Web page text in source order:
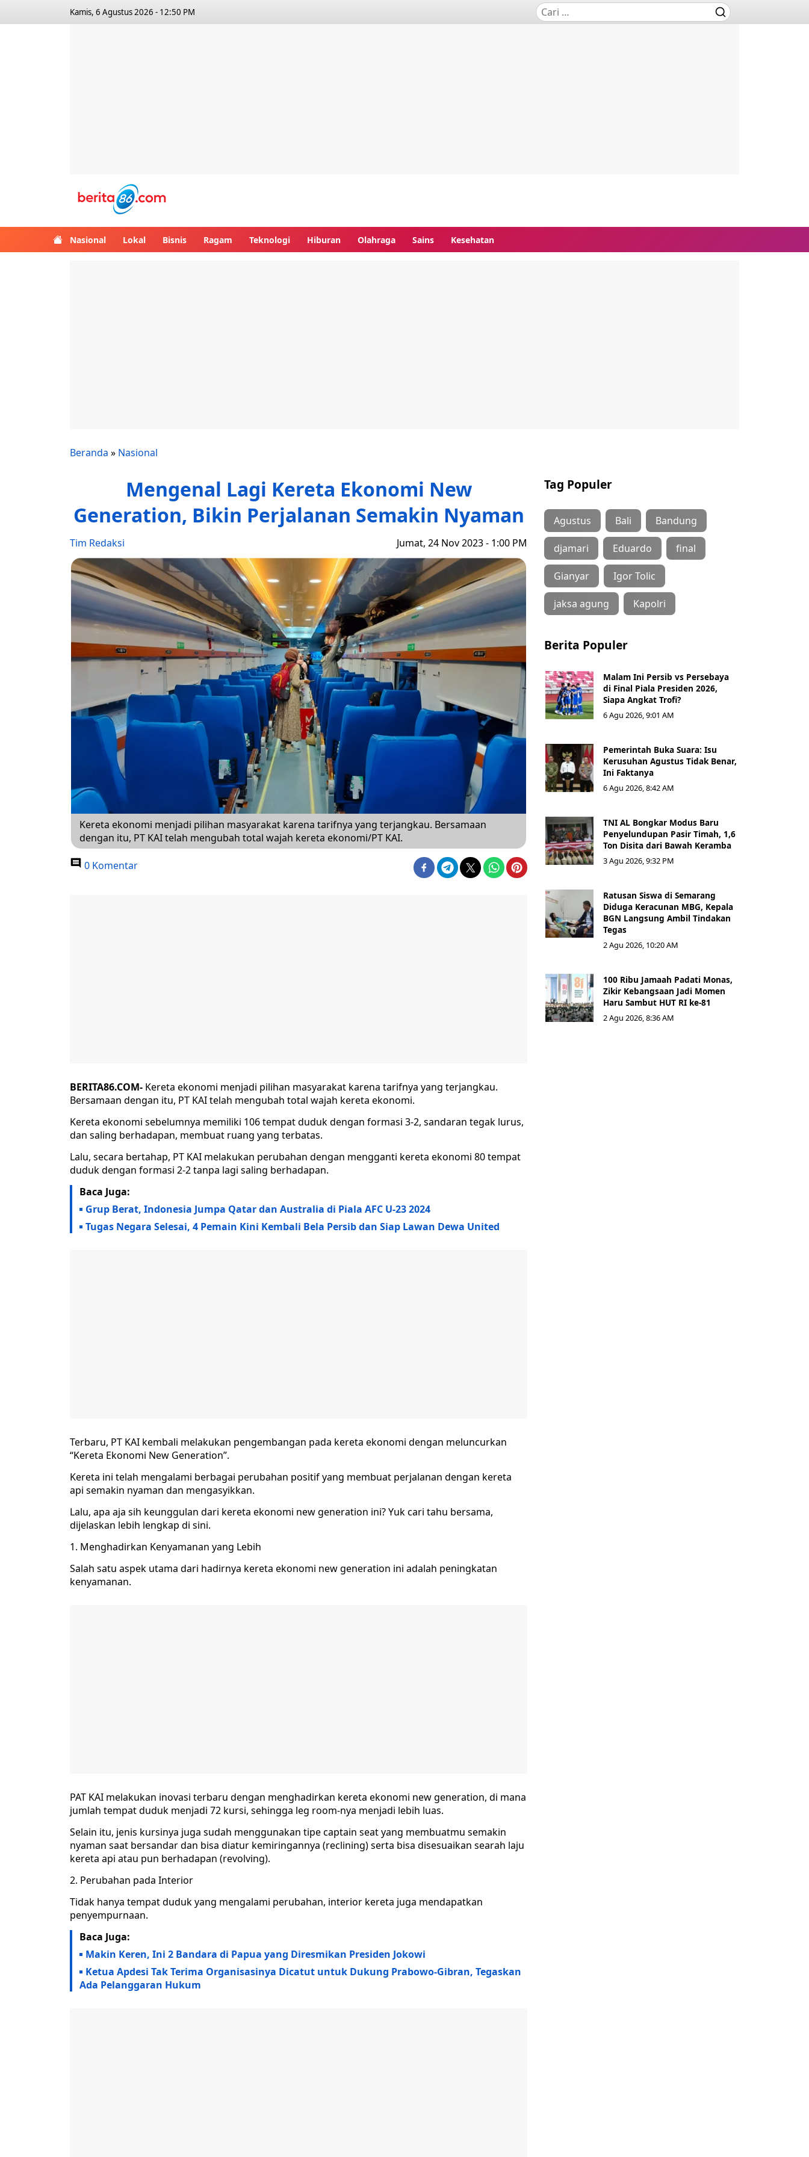
Kamis, 6 Agustus 2026 - 12:50 PM
Nasional Lokal Bisnis Ragam Teknologi Hiburan Olahraga Sains Kesehatan
Beranda » Nasional
Mengenal Lagi Kereta Ekonomi New
Generation, Bikin Perjalanan Semakin Nyaman
Tim Redaksi Jumat, 24 Nov 2023 - 1:00 PM
Kereta ekonomi menjadi pilihan masyarakat karena tarifnya yang terjangkau. Bersamaan
dengan itu, PT KAI telah mengubah total wajah kereta ekonomi/PT KAI.
0 Komentar
BERITA86.COM- Kereta ekonomi menjadi pilihan masyarakat karena tarifnya yang terjangkau.
Bersamaan dengan itu, PT KAI telah mengubah total wajah kereta ekonomi.
Kereta ekonomi sebelumnya memiliki 106 tempat duduk dengan formasi 3-2, sandaran tegak lurus,
dan saling berhadapan, membuat ruang yang terbatas.
Lalu, secara bertahap, PT KAI melakukan perubahan dengan mengganti kereta ekonomi 80 tempat
duduk dengan formasi 2-2 tanpa lagi saling berhadapan.
Baca Juga:
Grup Berat, Indonesia Jumpa Qatar dan Australia di Piala AFC U-23 2024
Tugas Negara Selesai, 4 Pemain Kini Kembali Bela Persib dan Siap Lawan Dewa United
Terbaru, PT KAI kembali melakukan pengembangan pada kereta ekonomi dengan meluncurkan
“Kereta Ekonomi New Generation”.
Kereta ini telah mengalami berbagai perubahan positif yang membuat perjalanan dengan kereta
api semakin nyaman dan mengasyikkan.
Lalu, apa aja sih keunggulan dari kereta ekonomi new generation ini? Yuk cari tahu bersama,
dijelaskan lebih lengkap di sini.
1. Menghadirkan Kenyamanan yang Lebih
Salah satu aspek utama dari hadirnya kereta ekonomi new generation ini adalah peningkatan
kenyamanan.
PAT KAI melakukan inovasi terbaru dengan menghadirkan kereta ekonomi new generation, di mana
jumlah tempat duduk menjadi 72 kursi, sehingga leg room-nya menjadi lebih luas.
Selain itu, jenis kursinya juga sudah menggunakan tipe captain seat yang membuatmu semakin
nyaman saat bersandar dan bisa diatur kemiringannya (reclining) serta bisa disesuaikan searah laju
kereta api atau pun berhadapan (revolving).
2. Perubahan pada Interior
Tidak hanya tempat duduk yang mengalami perubahan, interior kereta juga mendapatkan
penyempurnaan.
Baca Juga:
Makin Keren, Ini 2 Bandara di Papua yang Diresmikan Presiden Jokowi
Ketua Apdesi Tak Terima Organisasinya Dicatut untuk Dukung Prabowo-Gibran, Tegaskan
Ada Pelanggaran Hukum
Tag Populer
Agustus Bali Bandung
djamari Eduardo final
Gianyar Igor Tolic
jaksa agung Kapolri
Berita Populer
Malam Ini Persib vs Persebaya
di Final Piala Presiden 2026,
Siapa Angkat Trofi?
6 Agu 2026, 9:01 AM
Pemerintah Buka Suara: Isu
Kerusuhan Agustus Tidak Benar,
Ini Faktanya
6 Agu 2026, 8:42 AM
TNI AL Bongkar Modus Baru
Penyelundupan Pasir Timah, 1,6
Ton Disita dari Bawah Keramba
3 Agu 2026, 9:32 PM
Ratusan Siswa di Semarang
Diduga Keracunan MBG, Kepala
BGN Langsung Ambil Tindakan
Tegas
2 Agu 2026, 10:20 AM
100 Ribu Jamaah Padati Monas,
Zikir Kebangsaan Jadi Momen
Haru Sambut HUT RI ke-81
2 Agu 2026, 8:36 AM